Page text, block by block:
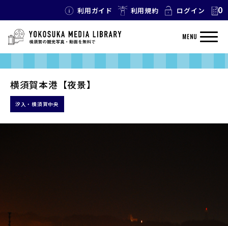
利用ガイド 利用規約 ログイン 0
MENU
横須賀本港【夜景】
汐入・横須賀中央